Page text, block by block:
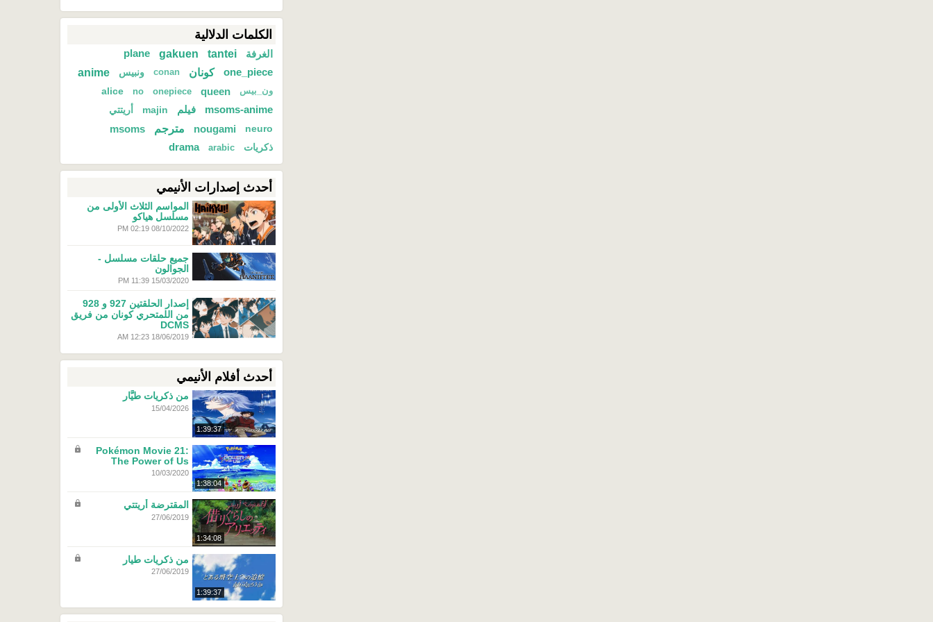
الكلمات الدلالية
الغرفة tantei
gakuen
plane
one_piece
كونان conan ونبيس anime
ون_بيس queen
onepiece
no
alice
msoms-anime
فيلم majin
أريتتي
neuro
nougami مترجم msoms
ذكريات arabic
drama
أحدث إصدارات الأنيمي
المواسم الثلاث الأولى من
مسلسل هياكو
08/10/2022 02:19 PM
جميع حلقات مسلسل -
الجوالون
15/03/2020 11:39 PM
إصدار الحلقتين 927 و 928
من اللمتحري كونان من فريق
DCMS
18/06/2019 12:23 AM
أحدث أفلام الأنيمي
1:39:37
من ذكريات طيَّار
15/04/2026
1:38:04
Pokémon Movie 21:
The Power of Us
10/03/2020
1:34:08
المقترضة أريتتي
27/06/2019
1:39:37
من ذكريات طيار
27/06/2019